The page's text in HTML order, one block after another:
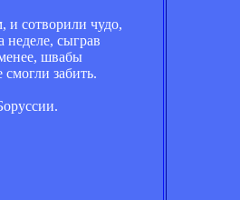
и сотворили чудо,
неделе, сыграв
швабы
забить.